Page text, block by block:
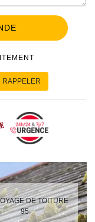
DE TOITURE
95